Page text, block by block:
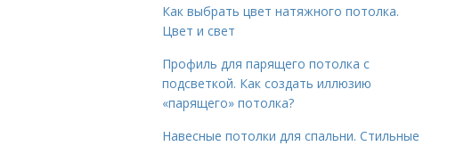
Как выбрать цвет натяжного потолка.
Цвет и свет
Профиль для парящего потолка с
подсветкой. Как создать иллюзию
«парящего» потолка?
Навесные потолки для спальни. Стильные